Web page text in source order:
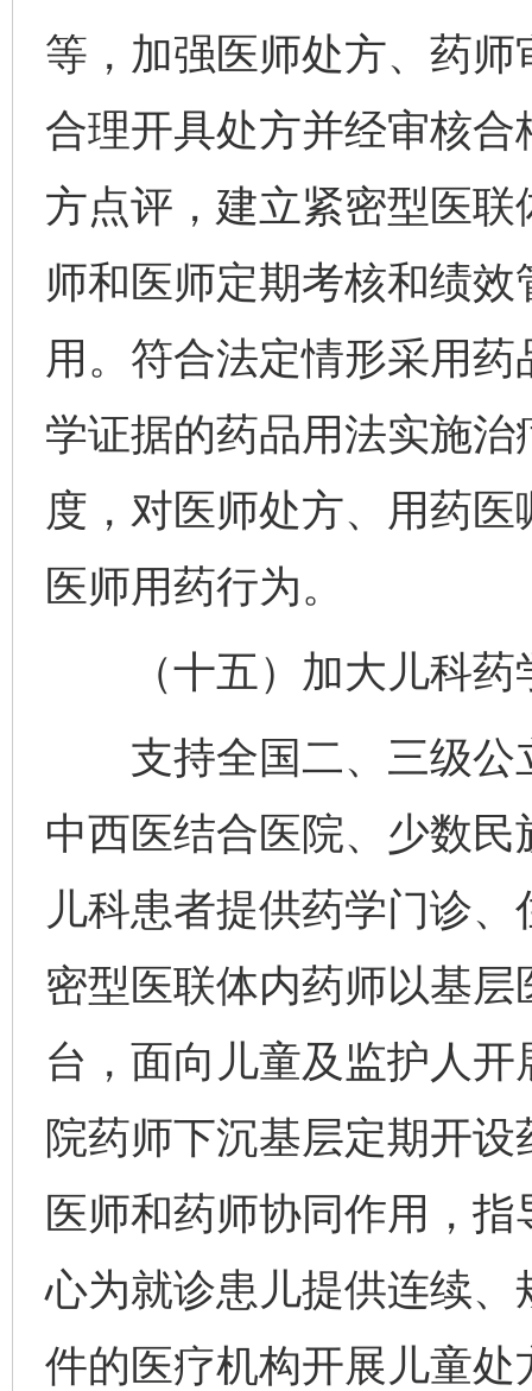
等，加强医师处方、药
合理开具处方并经审核
方点评，建立紧密型医
师和医师定期考核和绩
用。符合法定情形采用
学证据的药品用法实施
度，对医师处方、用药
医师用药行为。
（十五）加大儿科药
支持全国二、三级公
中西医结合医院、少数
儿科患者提供药学门诊
密型医联体内药师以基
台，面向儿童及监护人
院药师下沉基层定期开
医师和药师协同作用，
心为就诊患儿提供连续
件的医疗机构开展儿童